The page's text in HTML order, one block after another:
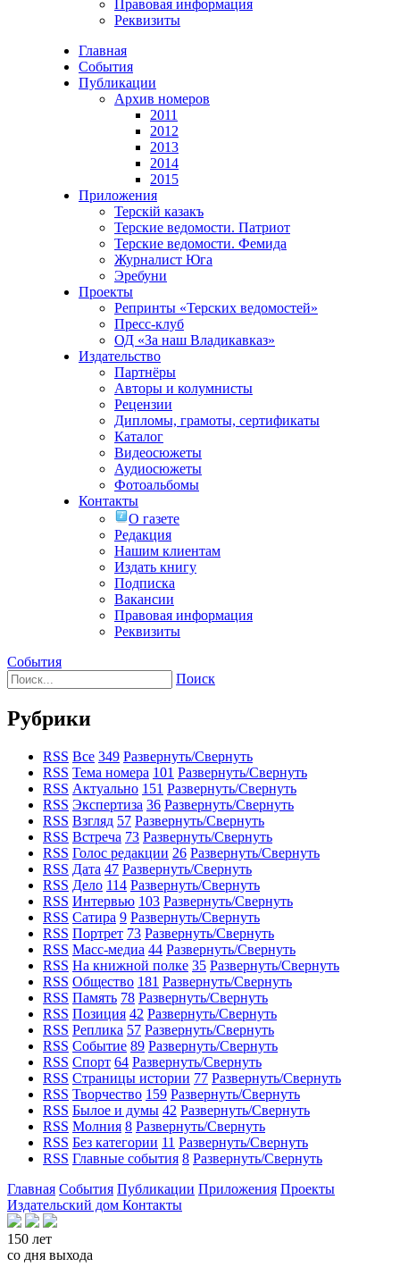
Правовая информация
Реквизиты
Главная
События
Публикации
Архив номеров
2011
2012
2013
2014
2015
Приложения
Терскiй казакъ
Терские ведомости. Патриот
Терские ведомости. Фемида
Журналист Юга
Эребуни
Проекты
Репринты «Терских ведомостей»
Пресс-клуб
ОД «За наш Владикавказ»
Издательство
Партнёры
Авторы и колумнисты
Рецензии
Дипломы, грамоты, сертификаты
Каталог
Видеосюжеты
Аудиосюжеты
Фотоальбомы
Контакты
О газете
Редакция
Нашим клиентам
Издать книгу
Подписка
Вакансии
Правовая информация
Реквизиты
События
Поиск
Рубрики
RSS Все 349 Развернуть/Свернуть
RSS Тема номера 101 Развернуть/Свернуть
RSS Актуально 151 Развернуть/Свернуть
RSS Экспертиза 36 Развернуть/Свернуть
RSS Взгляд 57 Развернуть/Свернуть
RSS Встреча 73 Развернуть/Свернуть
RSS Голос редакции 26 Развернуть/Свернуть
RSS Дата 47 Развернуть/Свернуть
RSS Дело 114 Развернуть/Свернуть
RSS Интервью 103 Развернуть/Свернуть
RSS Сатира 9 Развернуть/Свернуть
RSS Портрет 73 Развернуть/Свернуть
RSS Масс-медиа 44 Развернуть/Свернуть
RSS На книжной полке 35 Развернуть/Свернуть
RSS Общество 181 Развернуть/Свернуть
RSS Память 78 Развернуть/Свернуть
RSS Позиция 42 Развернуть/Свернуть
RSS Реплика 57 Развернуть/Свернуть
RSS Событие 89 Развернуть/Свернуть
RSS Спорт 64 Развернуть/Свернуть
RSS Страницы истории 77 Развернуть/Свернуть
RSS Творчество 159 Развернуть/Свернуть
RSS Былое и думы 42 Развернуть/Свернуть
RSS Молния 8 Развернуть/Свернуть
RSS Без категории 11 Развернуть/Свернуть
RSS Главные события 8 Развернуть/Свернуть
Главная События Публикации Приложения Проекты
Издательский дом Контакты
150 лет
со дня выхода